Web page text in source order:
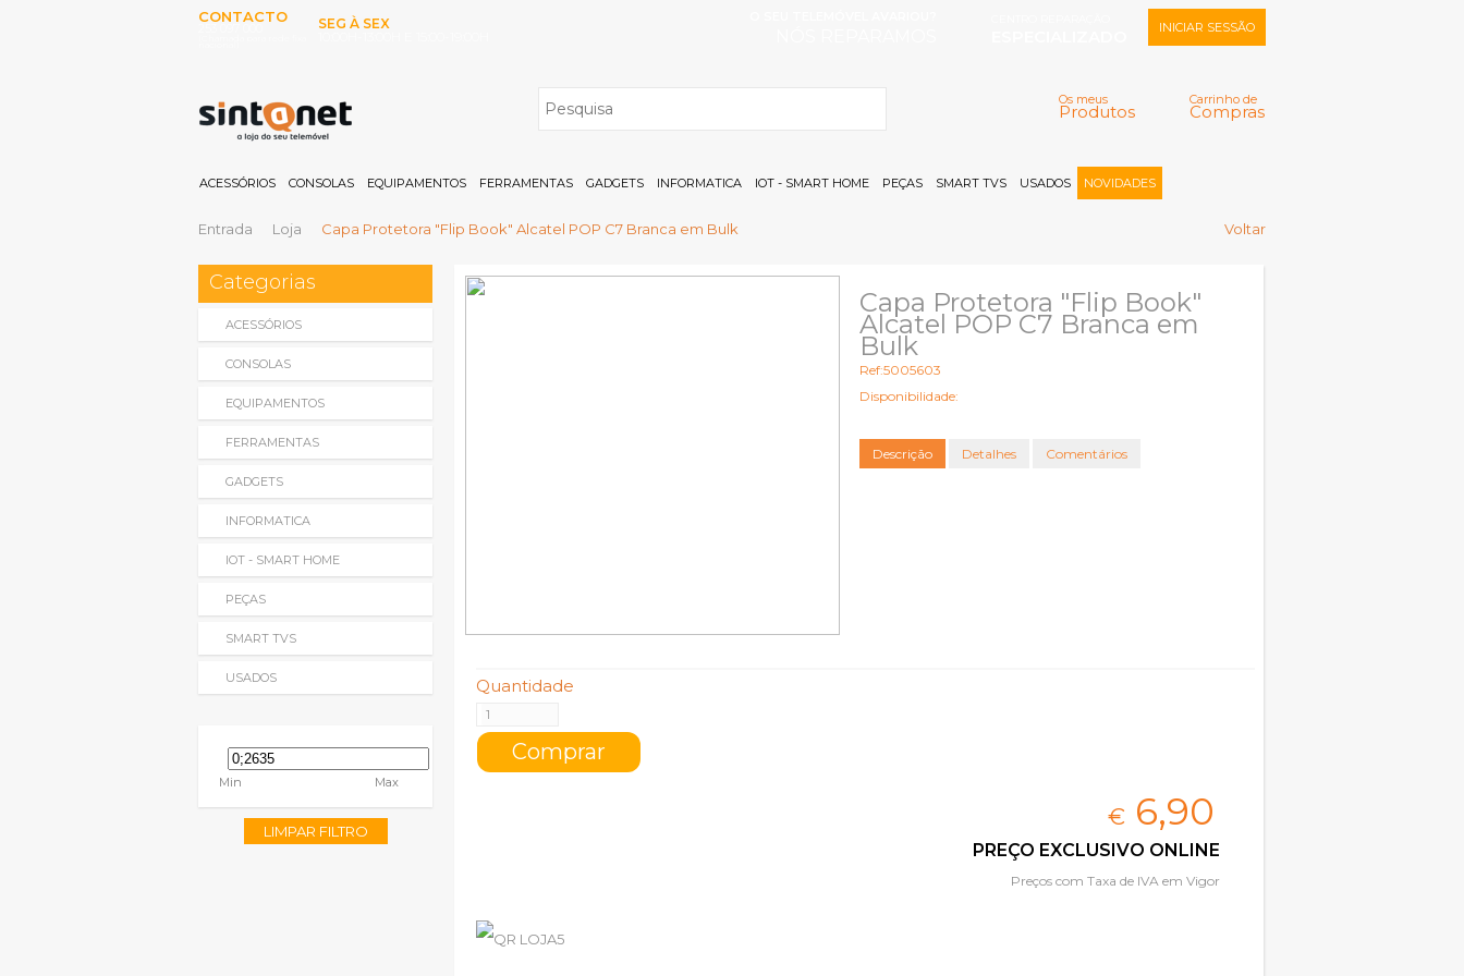
CONTACTO
SEG À SEX
Carrinho de
Compras
Os meus
Produtos
INICIAR SESSÃO
Memorizar
Registar |
ACESSÓRIOS CONSOLAS EQUIPAMENTOS FERRAMENTAS GADGETS INFORMATICA IOT - SMART HOME PEÇAS SMART TVS USADOS NOVIDADES
Entrada Loja Capa Protetora "Flip Book" Alcatel POP C7 Branca em Bulk Voltar
Categorias
ACESSÓRIOS
CONSOLAS
EQUIPAMENTOS
FERRAMENTAS
GADGETS
INFORMATICA
IOT - SMART HOME
PEÇAS
SMART TVS
USADOS
Min Max
LIMPAR FILTRO
Capa Protetora "Flip Book"
Alcatel POP C7 Branca em
Bulk
Ref:5005603
Disponibilidade:
Descrição Detalhes Comentários
Quantidade
€ 6,90
PREÇO EXCLUSIVO ONLINE
Preços com Taxa de IVA em Vigor